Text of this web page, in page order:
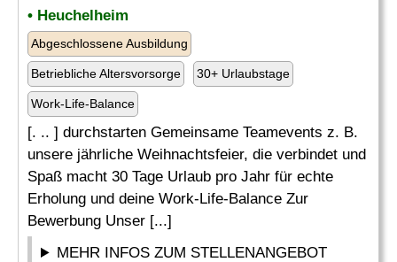
• Heuchelheim
Abgeschlossene Ausbildung
Betriebliche Altersvorsorge 30+ Urlaubstage
Work-Life-Balance
[. .. ] durchstarten Gemeinsame Teamevents z. B.
unsere jährliche Weihnachtsfeier, die verbindet und
Spaß macht 30 Tage Urlaub pro Jahr für echte
Erholung und deine Work-Life-Balance Zur
Bewerbung Unser [...]
MEHR INFOS ZUM STELLENANGEBOT